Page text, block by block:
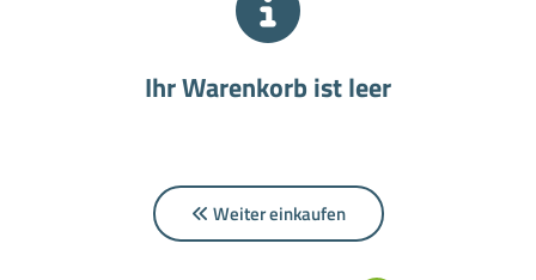
Ihr Warenkorb ist leer
Weiter einkaufen